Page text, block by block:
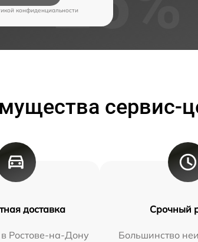
конфиденциальности
сервис-
доставка
Ростове-на-Дону
Срочный
Большинство